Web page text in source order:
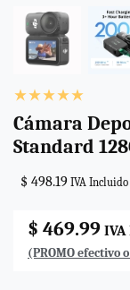
Cámara
Standard
$ 498.19 IVA Incluido
$ 469.99
(PROMO efectivo